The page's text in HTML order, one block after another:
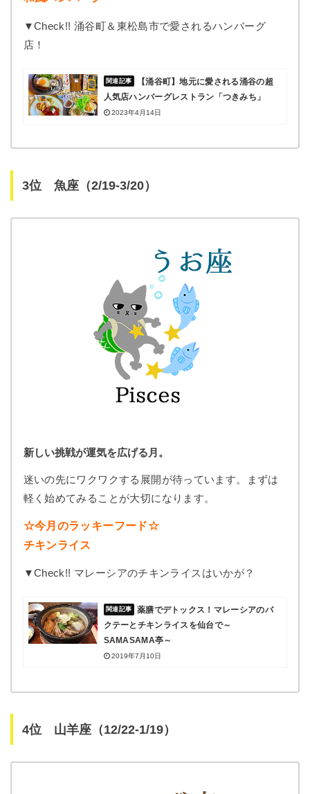
▼Check!! 涌谷町＆東松島市で愛されるハンバーグ
店！
【涌谷町】地元に愛される涌谷の超
人気店ハンバーグレストラン「つきみち」
2023年4月14日
3位 魚座（2/19-3/20）
新しい挑戦が運気を広げる月。
迷いの先にワクワクする展開が待っています。まずは
軽く始めてみることが大切になります。
☆今月のラッキーフード☆
チキンライス
▼Check!! マレーシアのチキンライスはいかが？
薬膳でデトックス！マレーシアのバ
クテーとチキンライスを仙台で～
SAMASAMA亭～
2019年7月10日
4位 山羊座（12/22-1/19）